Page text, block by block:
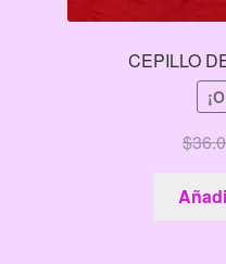
CEPILLO
$